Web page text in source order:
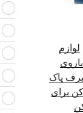
لوازم
بازوی
برف پاک
برای